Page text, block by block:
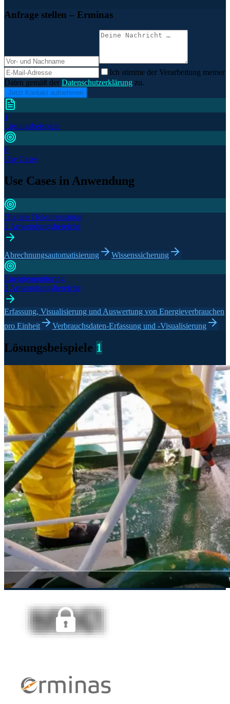
Anfrage stellen – Erminas
Ich stimme der Verarbeitung meiner
Daten gemäß der Datenschutzerklärung zu.
Jetzt Kontakt aufnehmen
1
Lösungsbeispiele
6
Use Cases
Use Cases in Anwendung
Digitale Dokumentation
2 Anwendungsbereiche
Abrechnungsautomatisierung Wissenssicherung
Energiemonitoring
2 Anwendungsbereiche
Erfassung, Visualisierung und Auswertung von Energieverbrauchen
pro Einheit
Verbrauchsdaten-Erfassung und -Visualisierung
Lösungsbeispiele 1